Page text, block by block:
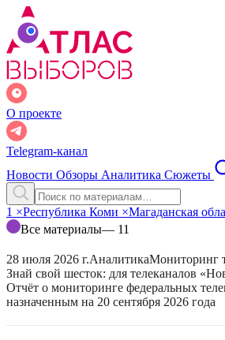
О проекте
Telegram-канал
Новости Обзоры Аналитика Сюжеты
1 ×Республика Коми ×Магаданская
Все материалы— 11
28 июля 2026 г.АналитикаМониторинг
Знай свой шесток: для телеканалов
Отчёт о мониторинге федеральных
назначенным на 20 сентября 2026 года